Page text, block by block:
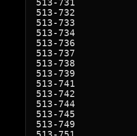
513-731
513-732
513-733
513-734
513-736
513-737
513-738
513-739
513-741
513-742
513-744
513-745
513-749